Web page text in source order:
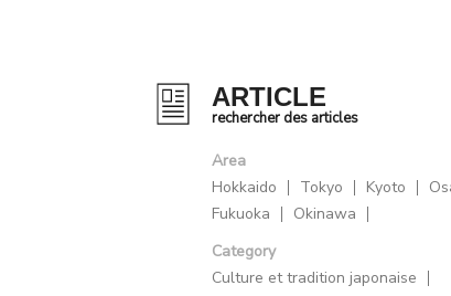
ARTICLE
rechercher des articles
Area
Hokkaido
Tokyo Kyoto
Fukuoka
Okinawa
Category
Culture et tradition japonaise